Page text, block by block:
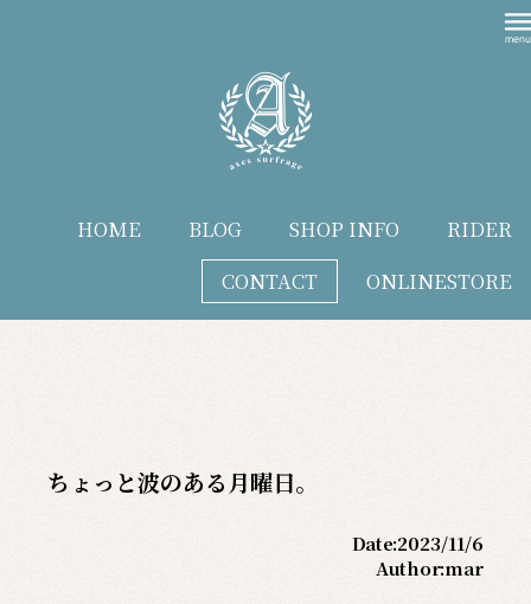
HOME BLOG SHOP INFO
RIDER
CONTACT
ONLINESTORE
ちょっと波のある月曜日。
Date:2023/11/6
Author:mar